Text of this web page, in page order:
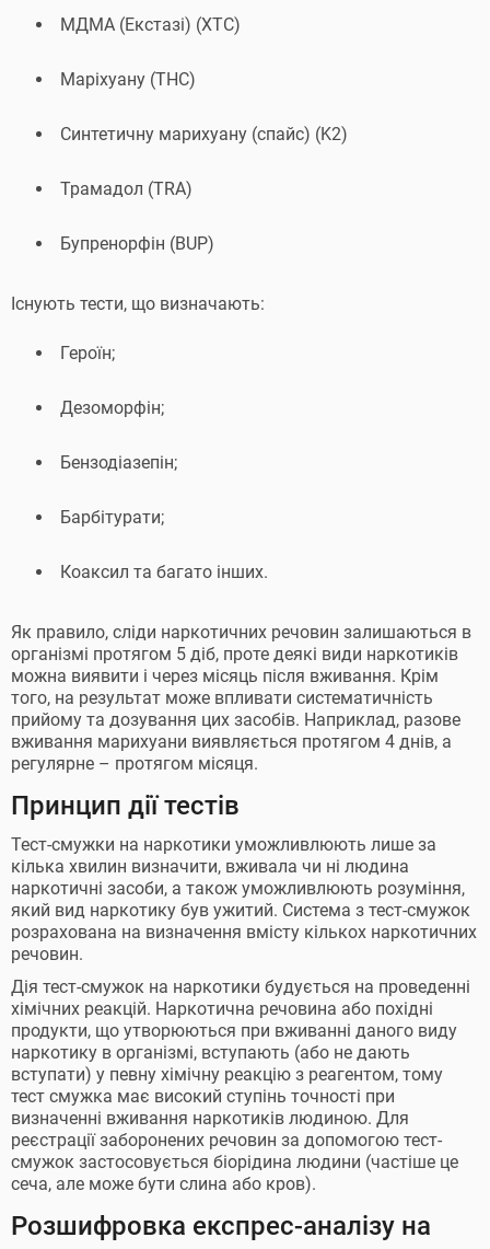
МДМА (Екстазі) (XTC)
Маріхуану (THC)
Синтетичну марихуану (спайс) (K2)
Трамадол (TRA)
Бупренорфін (BUP)
Існують тести, що визначають:
Героїн;
Дезоморфін;
Бензодіазепін;
Барбітурати;
Коаксил та багато інших.
Як правило, сліди наркотичних речовин залишаються в
організмі протягом 5 діб, проте деякі види наркотиків
можна виявити і через місяць після вживання. Крім
того, на результат може впливати систематичність
прийому та дозування цих засобів. Наприклад, разове
вживання марихуани виявляється протягом 4 днів, а
регулярне – протягом місяця.
Принцип дії тестів
Тест-смужки на наркотики уможливлюють лише за
кілька хвилин визначити, вживала чи ні людина
наркотичні засоби, а також уможливлюють розуміння,
який вид наркотику був ужитий. Система з тест-смужок
розрахована на визначення вмісту кількох наркотичних
речовин.
Дія тест-смужок на наркотики будується на проведенні
хімічних реакцій. Наркотична речовина або похідні
продукти, що утворюються при вживанні даного виду
наркотику в організмі, вступають (або не дають
вступати) у певну хімічну реакцію з реагентом, тому
тест смужка має високий ступінь точності при
визначенні вживання наркотиків людиною. Для
реєстрації заборонених речовин за допомогою тест-
смужок застосовується біорідина людини (частіше це
сеча, але може бути слина або кров).
Розшифровка експрес-аналізу на